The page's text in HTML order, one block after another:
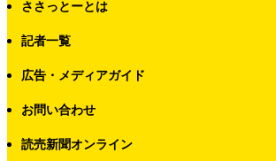
ささっとーとは
記者一覧
広告・メディアガイド
お問い合わせ
読売新聞オンライン